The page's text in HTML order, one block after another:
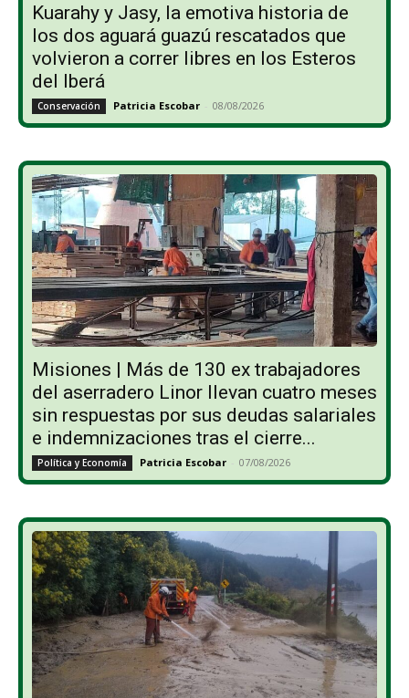
Kuarahy y Jasy, la emotiva historia de
los dos aguará guazú rescatados que
volvieron a correr libres en los Esteros
del Iberá
Conservación Patricia Escobar - 08/08/2026
Misiones | Más de 130 ex trabajadores
del aserradero Linor llevan cuatro meses
sin respuestas por sus deudas salariales
e indemnizaciones tras el cierre...
Política y Economía Patricia Escobar - 07/08/2026